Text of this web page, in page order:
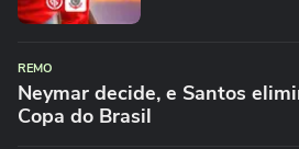
REMO
Neymar decide, e Santos
Copa do Brasil